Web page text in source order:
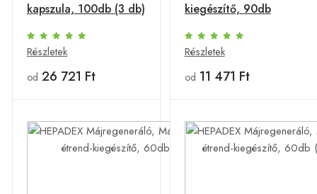
kapszula, 100db (3 db)
Részletek
od 26 721 Ft
kiegészítő, 90db
Részletek
od 11 471 Ft